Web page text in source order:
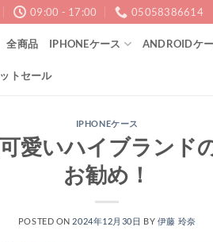
09:00 - 17:00 05058386614
全商品 IPHONEケース ANDROIDケ
トセール
IPHONEケース
愛いハイブランド
お勧め！
POSTED ON 2024年12月30日 BY 伊藤 玲奈